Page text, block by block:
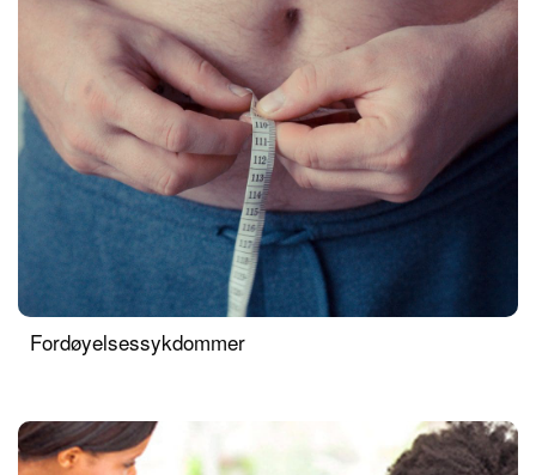
Fordøyelsessykdommer